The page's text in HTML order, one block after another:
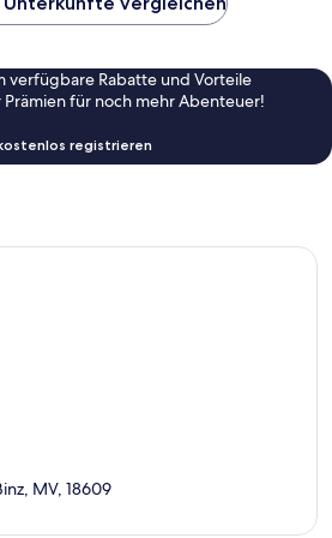
verfügbare Rabatte und Vorteile
für noch mehr Abenteuer!
registrieren
MV, 18609